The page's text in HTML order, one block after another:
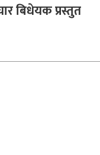
बिधेयक प्रस्तुत